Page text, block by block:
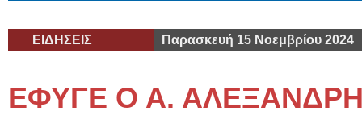
ΕΙΔΗΣΕΙΣ Παρασκευή 15 Νοεμβρίου 2024
ΕΦΥΓΕ Ο Α.